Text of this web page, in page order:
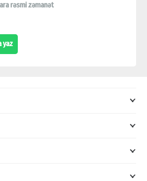
rəsmi zəmanət
yaz